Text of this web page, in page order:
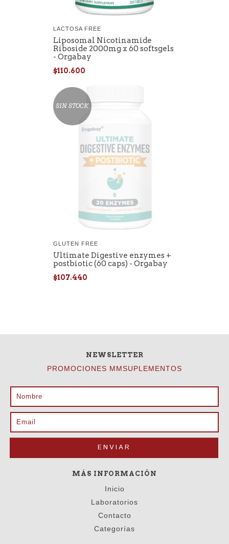
LACTOSA FREE
Liposomal Nicotinamide
Riboside 2000mg x 60 softsgels
- Orgabay
$110.600
SIN STOCK
GLUTEN FREE
Ultimate Digestive enzymes +
postbiotic (60 caps) - Orgabay
$107.440
NEWSLETTER
PROMOCIONES MMSUPLEMENTOS
MÁS INFORMACIÓN
Inicio
Laboratorios
Contacto
Categorías